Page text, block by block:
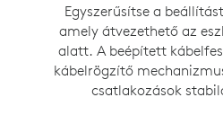
Egyszerűsítse a
amely átvezethető az
alatt. A beépített
kábelrögzítő
csatlakozások